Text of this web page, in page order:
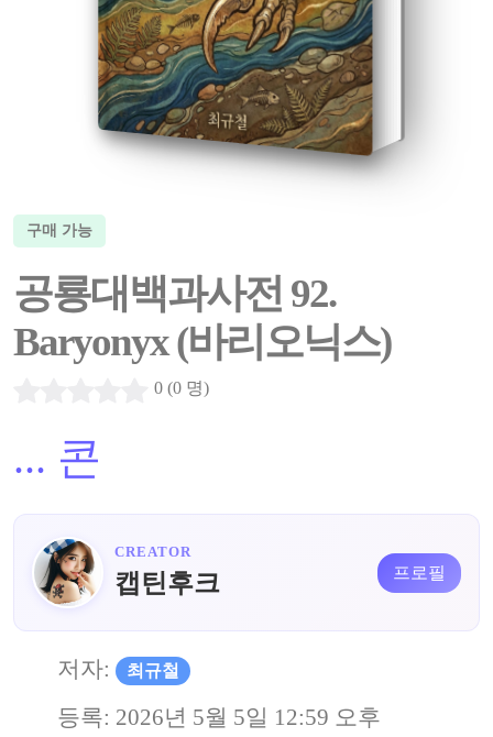
구매 가능
공룡대백과사전 92.
Baryonyx (바리오닉스)
0 (0 명)
... 콘
CREATOR
캡틴후크 프로필
저자: 최규철
등록: 2026년 5월 5일 12:59 오후